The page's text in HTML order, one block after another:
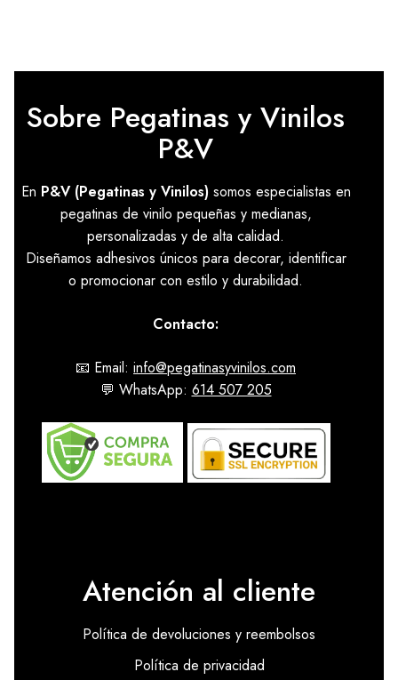
hasta
Sobre Pegatinas y Vinilos
P&V
En P&V (Pegatinas y Vinilos)somos especialistas en
pegatinas de vinilo pequeñas y medianas,
personalizadas y de alta calidad.
Diseñamos adhesivos únicos para decorar, identificar
o promocionar con estilo y durabilidad.
Contacto:
📧 Email: info@pegatinasyvinilos.com
💬 WhatsApp: 614 507 205
Atención al cliente
Política de devoluciones y reembolsos
Política de privacidad